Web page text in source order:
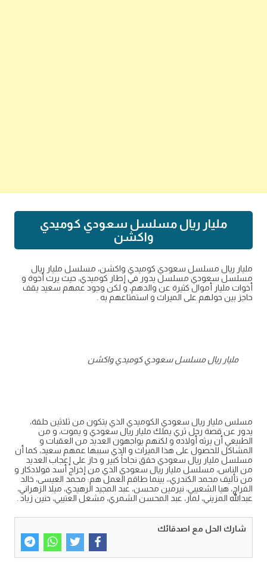
مليار ريال مسلسل سعودي كوميدي
واكشن
مليار ريال مسلسل سعودي كوميدي واكشن، مسلسل مليار ريال
مسلسل سعودي مسلسل يدور في إطار كوميدي، حيث يرث أخوة و
أخوات مليار أموال كثيرة عن والدهم، و لكن وجود عمهم سعيد يقف
حاجز بين حولهم على الميراث و استمتاعهم به .
مليار ريال مسلسل سعودي كوميدي واكشن
مسلس مليار ريال سعودي الكوميدي الذي يتكون من ثلاثين حلقة،
يدور عن قصة رجل ثري يملك مليار ريال سعودي و يموت، و من
الطبيعي أن يرثه أولاده و لكنهم يواجهون العديد من العقبات و
المشاكل للحصول على هذا الميراث و الذي سببها عمهم سعيد، كما أن
مسلسل مليار ريال سعودي حقق نجاحاً كبير و حاز على إعجاب العديد
من الناس، مسلسل مليار ريال سعودي الذي من إخراج أسد فولادكار و
من تأليف محمد الكندري،، بينما طاقم العمل هم: محمد العيسى، خالد
الفراج، هيا الشعيبي، نيرمين محسن، عبد المجيد الرهيدي، ميلا الزهراني،
عبدالله المزيني، لمار، عبد المحسن الشمري، مشعل العتيبي، حنين زياد .
شارك الحل مع اصدقائك